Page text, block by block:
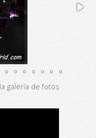
galería de fotos